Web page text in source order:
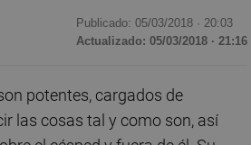
Publicado: 05/03/2018 · 20:03
Actualizado: 05/03/2018 · 21:16
potentes, cargados de
las cosas tal y como son, así